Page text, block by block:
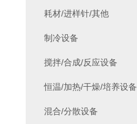
耗材/进样针/其他
制冷设备
搅拌/合成/反应设备
恒温/加热/干燥/培养设备
混合/分散设备